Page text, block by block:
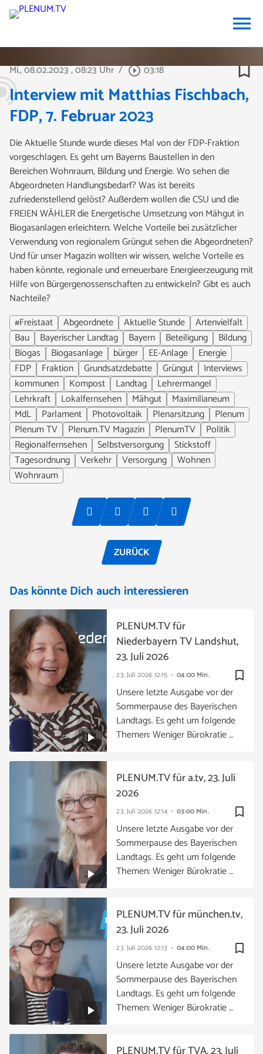
menu
Mi., 08.02.2023, 08:23 Uhr / play_circle_outline03:18 bookmark_border
Interview mit Matthias Fischbach,
FDP, 7. Februar 2023
Die Aktuelle Stunde wurde dieses Mal von der FDP-Fraktion
vorgeschlagen. Es geht um Bayerns Baustellen in den
Bereichen Wohnraum, Bildung und Energie. Wo sehen die
Abgeordneten Handlungsbedarf? Was ist bereits
zufriedenstellend gelöst? Außerdem wollen die CSU und die
FREIEN WÄHLER die Energetische Umsetzung von Mähgut in
Biogasanlagen erleichtern. Welche Vorteile bei zusätzlicher
Verwendung von regionalem Grüngut sehen die Abgeordneten?
Und für unser Magazin wollten wir wissen, welche Vorteile es
haben könnte, regionale und erneuerbare Energieerzeugung mit
Hilfe von Bürgergenossenschaften zu entwickeln? Gibt es auch
Nachteile?
#Freistaat
Abgeordnete Aktuelle Stunde
Artenvielfalt
Bau
Bayerischer Landtag Bayern Beteiligung
Bildung
Biogas
Biogasanlage bürger EE-Anlage
Energie
FDP
Fraktion Grundsatzdebatte Grüngut
Interviews
kommunen
Kompost Landtag
Lehrermangel
Lehrkraft
Lokalfernsehen Mähgut
Maximilianeum
MdL
Parlament Photovoltaik Plenarsitzung
Plenum
Plenum TV
Plenum.TV Magazin PlenumTV
Politik
Regionalfernsehen
Selbstversorgung
Stickstoff
Tagesordnung
Verkehr Versorgung
Wohnen
Wohnraum
ZURÜCK
Das könnte Dich auch interessieren
bookmark_border
23. Juli 2026 12:15 04:00 Min.
PLENUM.TV für
Niederbayern TV Landshut,
23. Juli 2026
Unsere letzte Ausgabe vor der
Sommerpause des Bayerischen
Landtags. Es geht um folgende
Themen: Weniger Bürokratie …
bookmark_border
23. Juli 2026 12:14 03:00 Min.
PLENUM.TV für a.tv, 23. Juli
2026
Unsere letzte Ausgabe vor der
Sommerpause des Bayerischen
Landtags. Es geht um folgende
Themen: Weniger Bürokratie …
bookmark_border
23. Juli 2026 12:13 04:00 Min.
PLENUM.TV für münchen.tv,
23. Juli 2026
Unsere letzte Ausgabe vor der
Sommerpause des Bayerischen
Landtags. Es geht um folgende
Themen: Weniger Bürokratie …